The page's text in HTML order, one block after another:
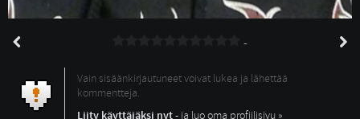
-
Vain sisäänkirjautuneet voivat lukea ja lähettää
kommentteja.
Liity käyttäjäksi nyt- ja luo oma profiilisivu »